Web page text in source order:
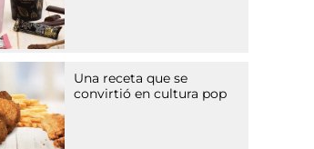
Una receta que se
convirtió en cultura pop